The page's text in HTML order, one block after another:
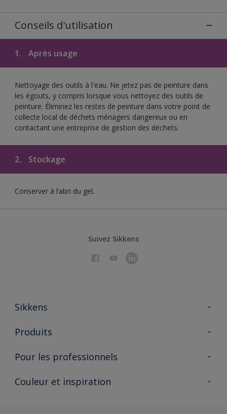
Conseils d'utilisation
1. Après usage
Nettoyage des outils à l'eau. Ne jetez pas de peinture dans
les égouts, y compris lorsque vous nettoyez des outils de
peinture. Éliminez les restes de peinture dans votre point de
collecte local de déchets ménagers dangereux ou en
contactant une entreprise de gestion des déchets.
2. Stockage
Conserver à l’abri du gel.
Suivez Sikkens
Sikkens
À propos de Sikkens
Durabilité
Produits
Produits pour l’intérieur
Trouver un point de vente
Pour les professionnels
Partenaires Sikkens 🔗
Couleur et inspiration